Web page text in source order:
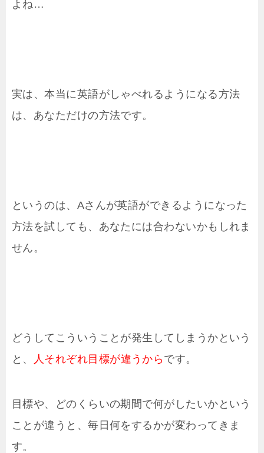
よね…
実は、本当に英語がしゃべれるようになる方法
は、あなただけの方法です。
というのは、Aさんが英語ができるようになった
方法を試しても、あなたには合わないかもしれま
せん。
どうしてこういうことが発生してしまうかという
と、
人それぞれ目標が違うからです。
目標や、どのくらいの期間で何がしたいかという
ことが違うと、毎日何をするかが変わってきま
す。